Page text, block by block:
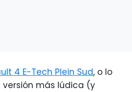
4 E-Tech Plein Sud, o lo
versión más lúdica (y